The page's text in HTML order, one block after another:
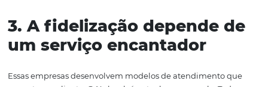
A inovação costuma ser descrita como a aplicação bem-
extraordinário se essa novidade não for aceita pelo